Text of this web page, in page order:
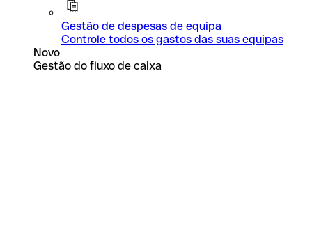
Gestão de despesas de equipa
Controle todos os gastos das suas equipas
Novo
Gestão do fluxo de caixa